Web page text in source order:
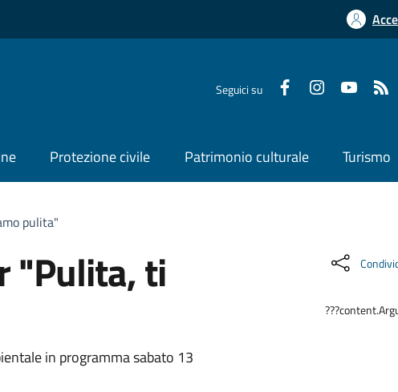
Seguici su
Protezione civile Patrimonio culturale Turismo
pulita"
"Pulita, ti
in programma sabato 13